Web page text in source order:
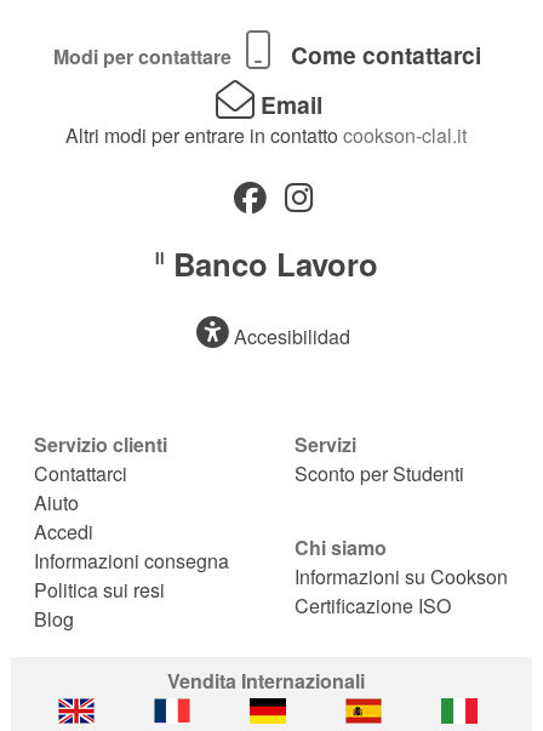
Modi per contattare
Come contattarci
Email
Altri modi per entrare in contatto cookson-clal.it
Il Banco Lavoro
Accesibilidad
Servizio clienti
Contattarci
Aiuto
Accedi
Informazioni consegna
Politica sui resi
Blog
Servizi
Sconto per Studenti
Chi siamo
Informazioni su Cookson
Certificazione ISO
Vendita Internazionali